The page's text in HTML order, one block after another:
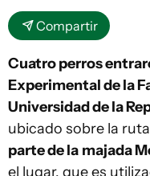
Compartir
Cuatro perros
Experimental de la
Universidad de la
ubicado sobre la ruta
parte de la majada
el lugar, que es